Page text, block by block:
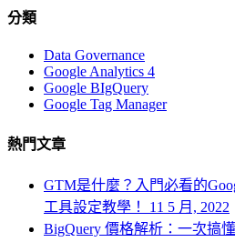
分類
Data Governance
Google Analytics 4
Google BIgQuery
Google Tag Manager
熱門文章
GTM是什麼？入門必看的
工具設定教學！
11 5 月, 2022
BigQuery 價格解析：一次搞